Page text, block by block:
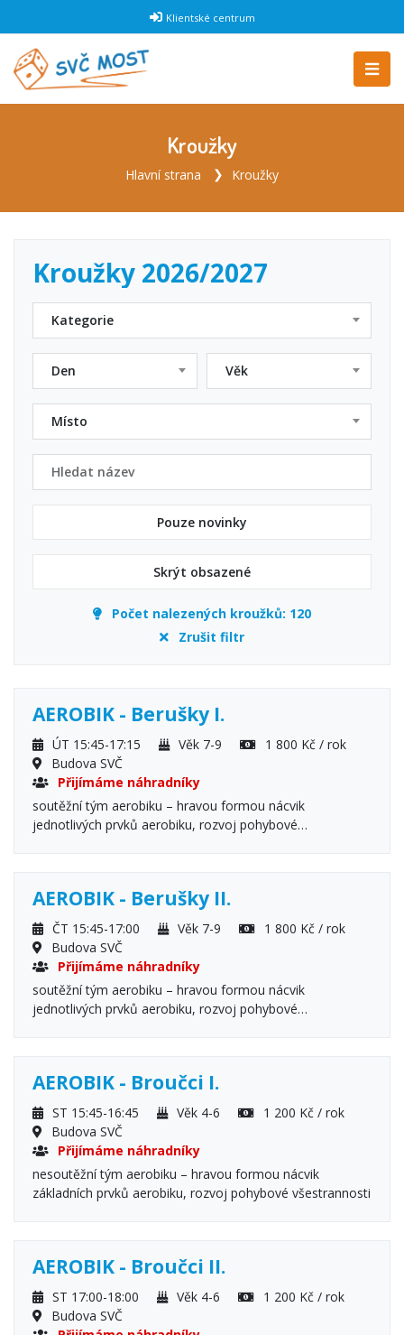
Klientské centrum
Kroužky
Hlavní strana Kroužky
Kroužky 2026/2027
Kategorie
Den Věk
Místo
Pouze novinky
Skrýt obsazené
Počet nalezených kroužků: 120
Zrušit filtr
AEROBIK - Berušky I.
ÚT 15:45-17:15 Věk 7-9
1 800 Kč / rok
Budova SVČ
Přijímáme náhradníky
soutěžní tým aerobiku – hravou formou nácvik
jednotlivých prvků aerobiku, rozvoj pohybové
AEROBIK - Berušky II.
ČT 15:45-17:00 Věk 7-9
1 800 Kč / rok
Budova SVČ
Přijímáme náhradníky
soutěžní tým aerobiku – hravou formou nácvik
jednotlivých prvků aerobiku, rozvoj pohybové
AEROBIK - Broučci I.
ST 15:45-16:45 Věk 4-6
1 200 Kč / rok
Budova SVČ
Přijímáme náhradníky
nesoutěžní tým aerobiku – hravou formou nácvik
základních prvků aerobiku, rozvoj pohybové všestrannosti
AEROBIK - Broučci II.
ST 17:00-18:00 Věk 4-6
1 200 Kč / rok
Budova SVČ